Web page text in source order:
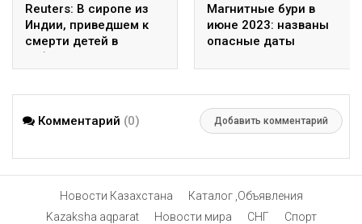
Reuters: В сиропе из
Индии, приведшем к
смерти детей в
Узбекистане, мог
использоваться
Магнитные бури в
июне 2023: названы
опасные даты
Комментарий (0) Добавить комментарий
Новости Казахстана
Каталог ,Объявления
Kazaksha aqparat
Новости мира СНГ
Спорт